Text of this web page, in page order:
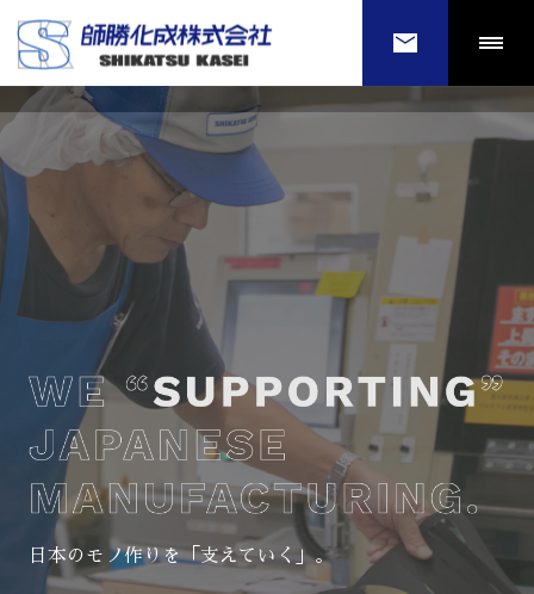
日本のモノ作りを「支えていく」。